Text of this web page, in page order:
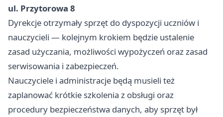
ul. Przytorowa 8
Dyrekcje otrzymały sprzęt do dyspozycji uczniów i
nauczycieli — kolejnym krokiem będzie ustalenie
zasad użyczania, możliwości wypożyczeń oraz zasad
serwisowania i zabezpieczeń.
Nauczyciele i administracje będą musieli też
zaplanować krótkie szkolenia z obsługi oraz
procedury bezpieczeństwa danych, aby sprzęt był